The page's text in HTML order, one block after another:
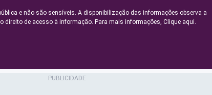
e não são sensíveis. A disponibilização das informações observa a
direito de acesso à informação. Para mais informações, Clique aqui.